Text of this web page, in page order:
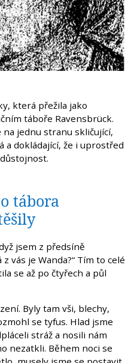
která přežila jako
táboře Ravensbrück.
na jednu stranu skličující,
a dokládající, že i uprostřed
tábora
jsem z předsíně
vás je Wanda?“ Tím to celé
se až po čtyřech a půl
Byly tam vši, blechy,
se tyfus. Hlad jsme
stráž a nosili nám
nezatkli. Během noci se